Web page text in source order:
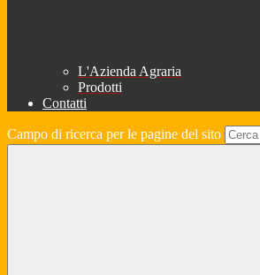
L'Azienda Agraria
Prodotti
Contatti
Campo di ricerca per le pagine del sito